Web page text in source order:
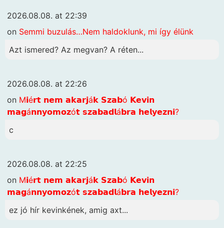
2026.08.08. at 22:39
on Semmi buzulás…Nem haldoklunk, mi így élünk
Azt ismered? Az megvan? A réten...
2026.08.08. at 22:26
on M𝗶é𝗿𝘁 𝗻𝗲𝗺 𝗮𝗸𝗮𝗿𝗷á𝗸 𝗦𝘇𝗮𝗯ó 𝗞𝗲𝘃𝗶𝗻
𝗺𝗮𝗴á𝗻𝗻𝘆𝗼𝗺𝗼𝘇ó𝘁 𝘀𝘇𝗮𝗯𝗮𝗱𝗹á𝗯𝗿𝗮 𝗵𝗲𝗹𝘆𝗲𝘇𝗻𝗶?
c
2026.08.08. at 22:25
on M𝗶é𝗿𝘁 𝗻𝗲𝗺 𝗮𝗸𝗮𝗿𝗷á𝗸 𝗦𝘇𝗮𝗯ó 𝗞𝗲𝘃𝗶𝗻
𝗺𝗮𝗴á𝗻𝗻𝘆𝗼𝗺𝗼𝘇ó𝘁 𝘀𝘇𝗮𝗯𝗮𝗱𝗹á𝗯𝗿𝗮 𝗵𝗲𝗹𝘆𝗲𝘇𝗻𝗶?
ez jó hír kevinkének, amig axt...